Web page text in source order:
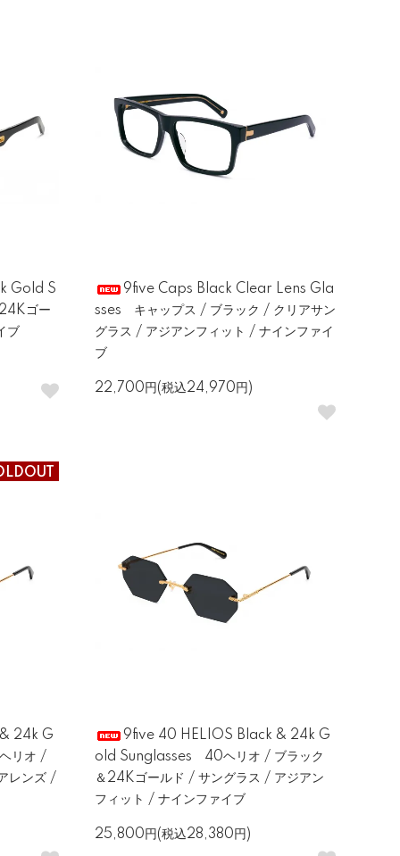
Gold S
ゴー
ブ
9five Caps Black Clear Lens Gla
sses キャップス / ブラック / クリアサン
グラス / アジアンフィット / ナインファイ
ブ
22,700円(税込24,970円)
24k G
リオ /
レンズ /
9five 40 HELIOS Black & 24k G
old Sunglasses 40ヘリオ / ブラック
＆24Kゴールド / サングラス / アジアン
フィット / ナインファイブ
25,800円(税込28,380円)